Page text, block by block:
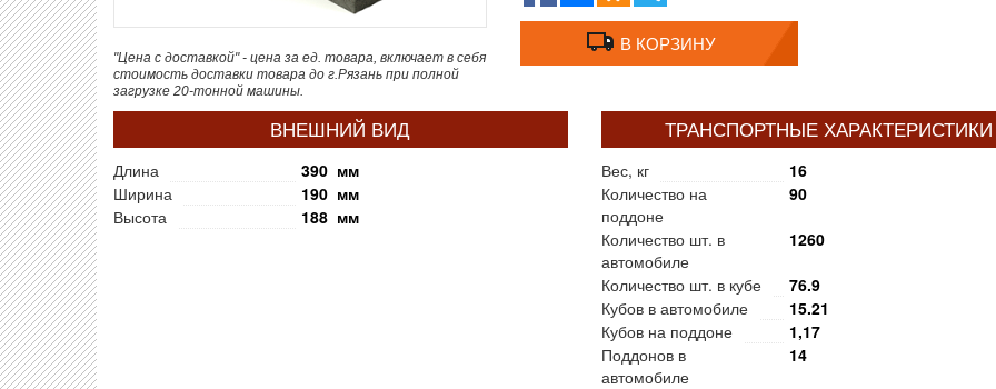
"Цена с доставкой" - цена за ед. товара, включает в себя
стоимость доставки товара до г.Рязань при полной
загрузке 20-тонной машины.
В КОРЗИНУ
ВНЕШНИЙ ВИД
Длина
390 мм
Ширина
190 мм
Высота
188 мм
ТРАНСПОРТНЫЕ ХАРАКТЕРИСТИКИ
Вес, кг
16
Количество на
поддоне
90
Количество шт. в
автомобиле
1260
Количество шт. в кубе
76.9
Кубов в автомобиле
15.21
Кубов на поддоне
1,17
Поддонов в
автомобиле
14